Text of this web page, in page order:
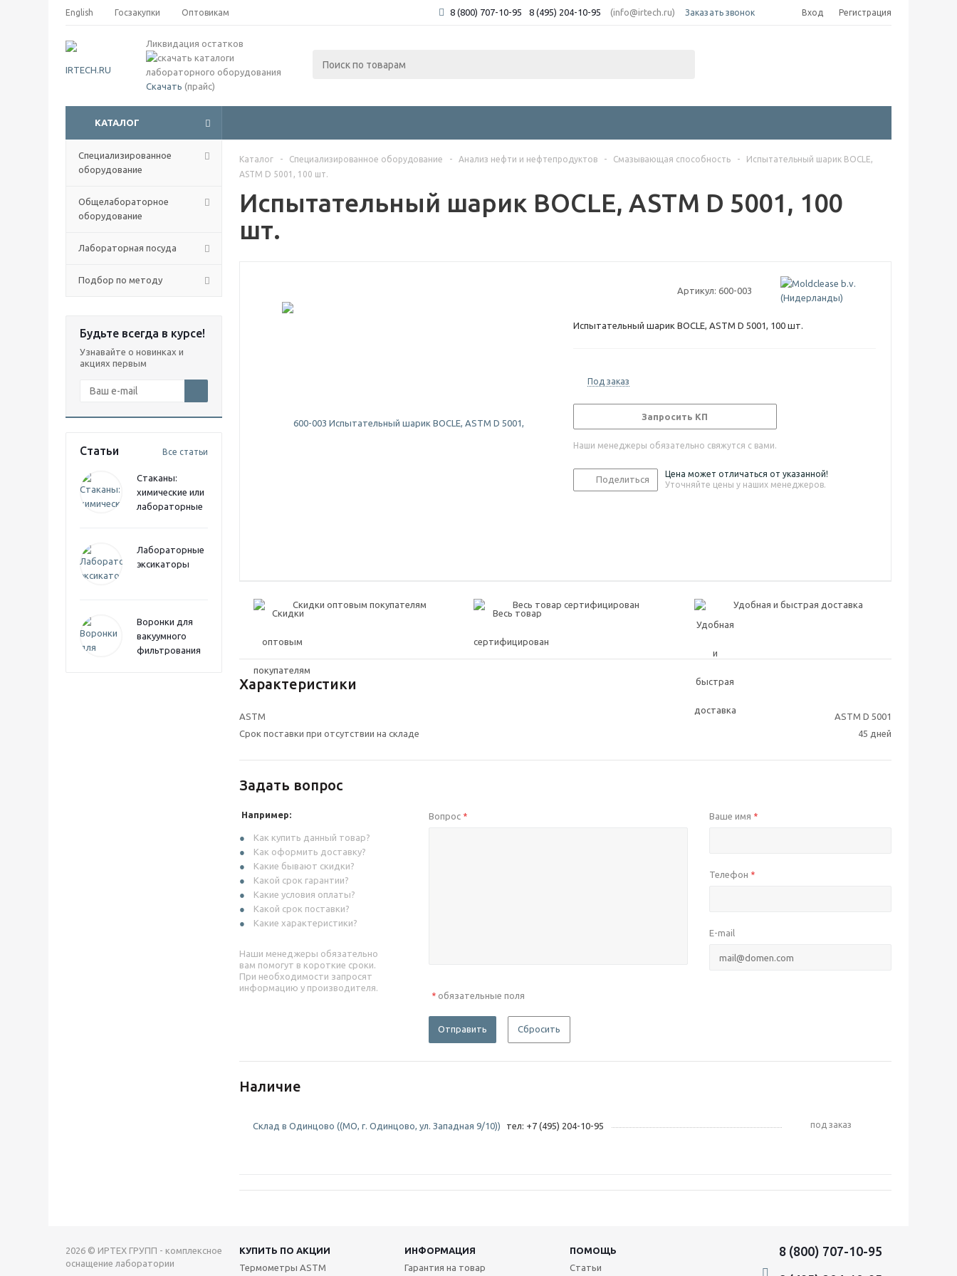
English Госзакупки Оптовикам 8 (800) 707-10-95 8 (495) 204-10-95 (info@irtech.ru) Заказать звонок Вход Регистрация
Ликвидация остатков
Скачать (прайс)
КАТАЛОГ
Специализированное
оборудование
Общелабораторное
оборудование
Лабораторная посуда
Подбор по методу
Будьте всегда в курсе!
Узнавайте о новинках и
акциях первым
Статьи Все статьи
Стаканы:
химические или
лабораторные
Лабораторные
эксикаторы
Воронки для
вакуумного
фильтрования
Каталог - Специализированное оборудование - Анализ нефти и нефтепродуктов - Смазывающая способность -
Испытательный шарик BOCLE,
ASTM D 5001, 100 шт.
Испытательный шарик BOCLE, ASTM D 5001, 100
шт.
Артикул: 600-003
Испытательный шарик BOCLE, ASTM D 5001, 100 шт.
Под заказ
Запросить КП
Наши менеджеры обязательно свяжутся с вами.
Поделиться
Цена может отличаться от указанной!
Уточняйте цены у наших менеджеров.
Скидки оптовым покупателям Весь товар сертифицирован Удобная и быстрая доставка
Характеристики
ASTM
ASTM D 5001
Срок поставки при отсутствии на складе
45 дней
Задать вопрос
Например:
Как купить данный товар?
Как оформить доставку?
Какие бывают скидки?
Какой срок гарантии?
Какие условия оплаты?
Какой срок поставки?
Какие характеристики?
Наши менеджеры обязательно
вам помогут в короткие сроки.
При необходимости запросят
информацию у производителя.
Вопрос * Ваше имя *
Телефон *
E-mail
*обязательные поля
Отправить Сбросить
Наличие
Склад в Одинцово ((МО, г. Одинцово, ул. Западная 9/10)) тел: +7 (495) 204-10-95 Под заказ
2026 © ИРТЕХ ГРУПП - комплексное
оснащение лаборатории
КУПИТЬ ПО АКЦИИ ИНФОРМАЦИЯ
ПОМОЩЬ
Термометры ASTM
Гарантия на товар Статьи
8 (800) 707-10-95